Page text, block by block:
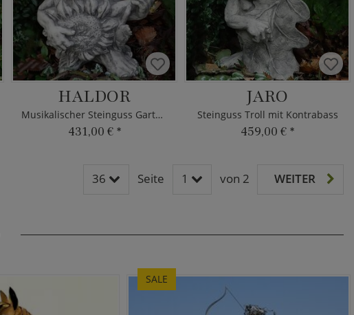
HALDOR
Musikalischer Steinguss Gartentroll
431,00 € *
JARO
Steinguss Troll mit Kontrabass
459,00 € *
36 Seite 1 von 2 WEITER
SALE